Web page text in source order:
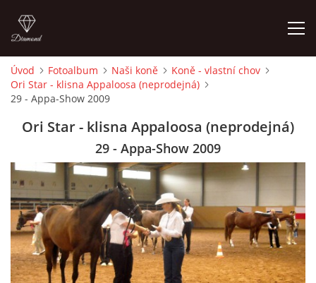
ÚVOD
KONTAKT
VÝCVIK KONÍ
STÁJ ECOLA (HAKLOVY DVORY)
ECOLA EQUESTRIAN
Úvod Fotoalbum Naši koně
Koně - vlastní chov
Ori Star - klisna Appaloosa (neprodejná)
29 - Appa-Show 2009
Ori Star - klisna Appaloosa (neprodejná)
29 - Appa-Show 2009